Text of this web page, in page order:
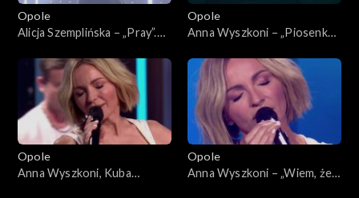
Opole
Alicja Szemplińska – „Pray”.
Opole
Anna Wyszkoni – „Piosenka
63. KFPP: Koncert „Debiuty”
Opole
Anna Wyszkoni, Kuba
Opole
Anna Wyszkoni – „Wiem, że